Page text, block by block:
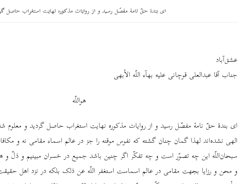
ای بندۀ حقّ نامۀ مفصّل رسید و از روایات مذکوره نهایت استغراب حاصل
عشق‌آباد
جناب آقا عبدالعلی قوچانی علیه بهآء اللّه الأبهی
هواللّه
ای بندۀ حقّ نامۀ مفصّل رسید و از روایات مذکوره نهایت استغراب حاصل گردید و
الهی نشده‌اند لهذا گمان چنان گشته که نفوس موقنه را جز در عالم اسماء مقامی نه و
سبحان‌اللّه این چه تصوّر است و چه تفکّر اگر چنین باشد جمیع در خسران مبینیم و ذلّ و
و محن و رزایا بجهت مقامی در عالم اسماست استغفر اللّه عن ذلک بلکه در نزد اهل